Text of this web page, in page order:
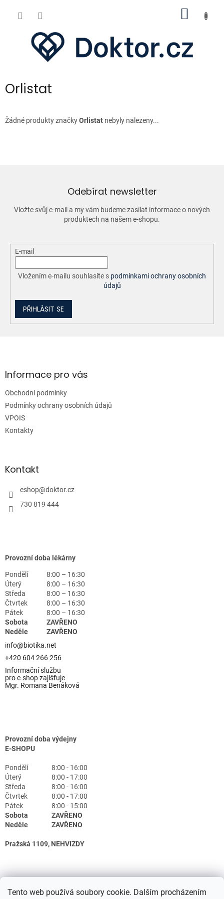
Tento web používá soubory cookie. Dalším procházením
Orlistat
Žádné produkty značkyOrlistat nebyly nalezeny...
Odebírat newsletter
Vložte svůj e-mail a my vám budeme zasílat informace o nových
produktech na našem e-shopu.
E-mail
Vložením e-mailu souhlasíte s podmínkami ochrany osobních
údajů
PŘIHLÁSIT SE
aInformace pro vás
Obchodní podmínky
Podmínky ochrany osobních údajů
VPOIS
Kontakty
Kontakt
eshop@doktor.cz
730 819 444
Provozní doba lékárny
Pondělí
8:00 – 16:30
Úterý
8:00 – 16:30
Středa
8:00 – 16:30
Čtvrtek
8:00 – 16:30
Pátek
8:00 – 16:30
Sobota
ZAVŘENO
Neděle
ZAVŘENO
info@biotika.net
+420 604 266 256
Informační službu
pro e-shop zajišťuje
Mgr. Romana Benáková
Provozní doba výdejny
E-SHOPU
Pondělí
8:00 - 16:00
Úterý
8:00 - 17:00
Středa
8:00 - 16:00
Čtvrtek
8:00 - 17:00
Pátek
8:00 - 15:00
Sobota
ZAVŘENO
Neděle
ZAVŘENO
Pražská 1109, NEHVIZDY